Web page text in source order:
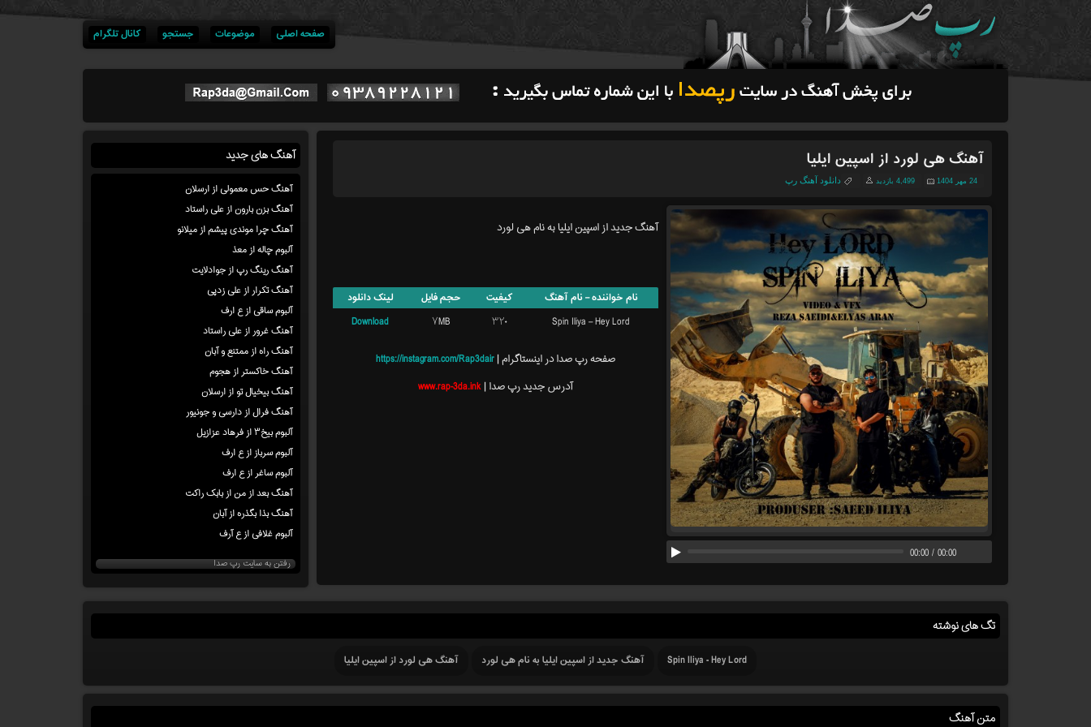
صفحه اصلی موضوعات جستجو کانال تلگرام
آهنگ هی لورد از اسپین ایلیا
24 مهر 1404 4,499 بازدید دانلود آهنگ رپ
00:00 / 00:00
آهنگ جدید از اسپین ایلیا به نام هی لورد
نام خواننده – نام آهنگ کیفیت حجم فایل
لینک دانلود
Spin Iliya – Hey Lord
۳۲۰ ۷MB Download
صفحه رپ صدا در اینستاگرام |https://instagram.com/Rap3dair
آدرس جدید رپ صدا |www.rap-3da.ink
آهنگ های جدید
آهنگ حس معمولی از ارسلان
آهنگ بزن بارون از علی راستاد
آهنگ چرا موندی پیشم از میلانو
آلبوم چاله از معذ
آهنگ رینگ رپ از جوادلایت
آهنگ تکرار از علی زدپی
آلبوم ساقی از ع ارف
آهنگ غرور از علی راستاد
آهنگ راه از ممتنع و آبان
آهنگ خاکستر از هجوم
آهنگ بیخیال تو از ارسلان
آهنگ فرال از دارسی و جونیور
آلبوم بیخ۳ از فرهاد عزازیل
آلبوم سرباز از ع ارف
آلبوم ساغر از ع ارف
آهنگ بعد از من از بابک راکت
آهنگ بذا بگذره از آبان
آلبوم غلافی از ع آرف
رفتن به سایت رپ صدا
تگ های نوشته
Spin Iliya - Hey Lord آهنگ جدید از اسپین ایلیا به نام هی لورد آهنگ هی لورد از اسپین ایلیا
متن آهنگ